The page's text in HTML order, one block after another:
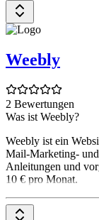
Weebly
2 Bewertungen
Was ist Weebly?
Weebly ist ein
Mail-Marketing- und
Anleitungen und
10 € pro Monat.